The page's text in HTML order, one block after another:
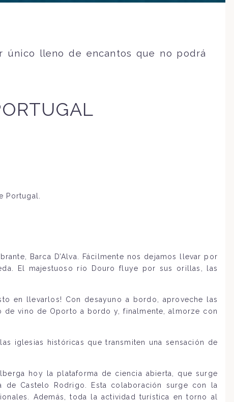
único lleno de encantos que no podrá
Barca D’Alva. Fácilmente nos dejamos llevar por
El majestuoso río Douro fluye por sus orillas, las
en llevarlos! Con desayuno a bordo, aproveche las
de vino de Oporto a bordo y, finalmente, almorze con
iglesias históricas que transmiten una sensación de
hoy la plataforma de ciencia abierta, que surge
Castelo Rodrigo. Esta colaboración surge con la
Además, toda la actividad turística en torno al